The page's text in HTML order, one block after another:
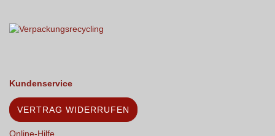
Kundenservice
VERTRAG WIDERRUFEN
Online-Hilfe